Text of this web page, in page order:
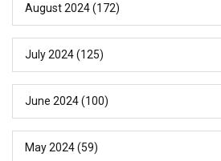
August 2024(172)
July 2024(125)
June 2024(100)
May 2024(59)